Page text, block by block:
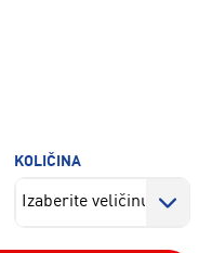
KOLIČINA